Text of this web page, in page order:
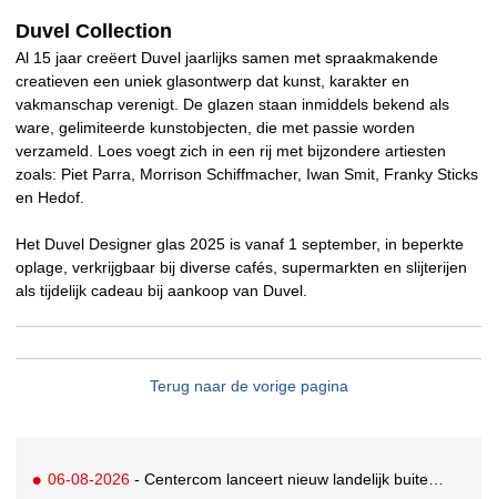
Duvel Collection
Al 15 jaar creëert Duvel jaarlijks samen met spraakmakende
creatieven een uniek glasontwerp dat kunst, karakter en
vakmanschap verenigt. De glazen staan inmiddels bekend als
ware, gelimiteerde kunstobjecten, die met passie worden
verzameld. Loes voegt zich in een rij met bijzondere artiesten
zoals: Piet Parra, Morrison Schiffmacher, Iwan Smit, Franky Sticks
en Hedof.
Het Duvel Designer glas 2025 is vanaf 1 september, in beperkte
oplage, verkrijgbaar bij diverse cafés, supermarkten en slijterijen
als tijdelijk cadeau bij aankoop van Duvel.
Terug naar de vorige pagina
06-08-2026 - Centercom lanceert nieuw landelijk buitereclamenetwerk: City Cubes